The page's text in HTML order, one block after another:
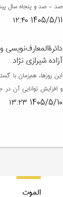
صد - صد و پنجاه سال
دوران‌های کهن‌تر
1405/5/11 ۱۲:۴۰
آزاده شیرازی نژاد
این روزها، هم‌زمان
و افزایش توانایی آن
محتوا، این پرسش بیش
1405/5/10 ۱۳:۲۳
الموت